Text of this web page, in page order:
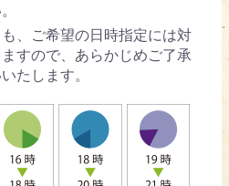
、ご希望の日時指定には対
すので、あらかじめご了承
たします。